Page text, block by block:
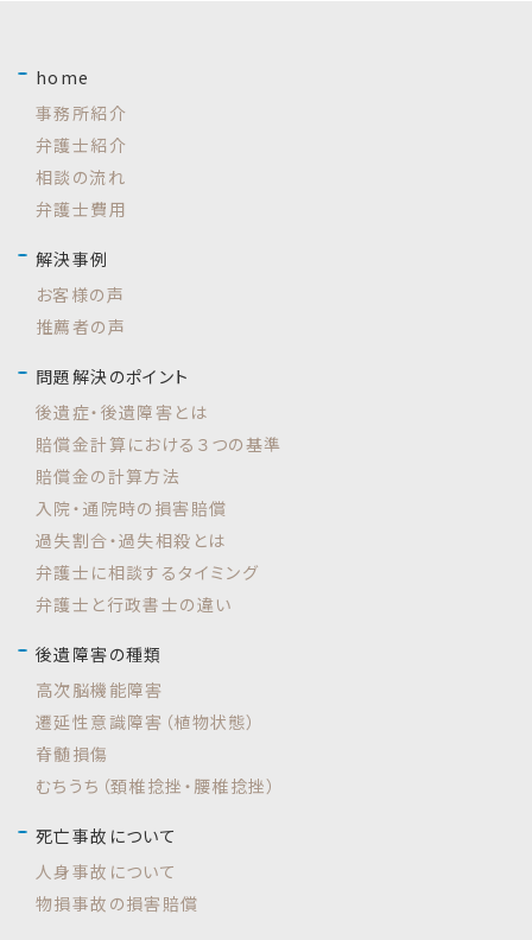
home
事務所紹介
弁護士紹介
相談の流れ
弁護士費用
解決事例
お客様の声
推薦者の声
問題解決のポイント
後遺症・後遺障害とは
賠償金計算における３つの基準
賠償金の計算方法
入院・通院時の損害賠償
過失割合・過失相殺とは
弁護士に相談するタイミング
弁護士と行政書士の違い
後遺障害の種類
高次脳機能障害
遷延性意識障害（植物状態）
脊髄損傷
むちうち（頚椎捻挫・腰椎捻挫）
死亡事故について
人身事故について
物損事故の損害賠償